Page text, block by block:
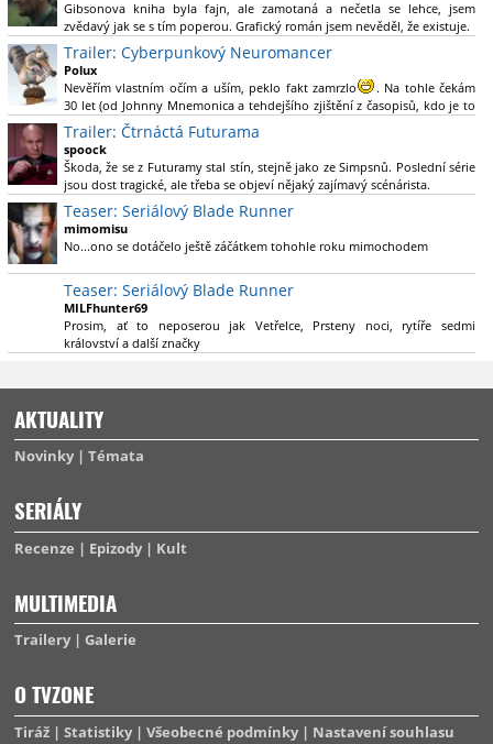
Výběr Ulricha Tomsena pro mě velké překvapení a velmi zajímavá volba
bravo.
Chandler je lepší a lepší s každou novou scénou.
Komiksy to mají ted´těžké, paradoxně tomu škodí to všechno kolem
(DC nebo MCU to je buřt) , ale nezasloužilo by si to zářez jen kvůli tomu.
Držím tomu palce.
Gibsonova kniha byla fajn, ale zamotaná a nečetla se lehce, jsem
zvědavý jak se s tím poperou. Grafický román jsem nevěděl, že existuje.
Trailer: Cyberpunkový Neuromancer
Polux
Nevěřím vlastním očím a uším, peklo fakt zamrzlo
. Na tohle čekám
30 let (od Johnny Mnemonica a tehdejšího zjištění z časopisů, kdo je to
Gibson a co je jeho debutová kniha zač), přičemž 25 let (od Matrixu,
který pojem cyberpunk dostal do povědomí i obyčejného diváka a
nikoliv fanouška žánru) marně doufám, že si po řadě "duchovních
nástupců", kteří přišli poté (Ghost In The Shell, Alita: Battle Angel,
Altered Carbon, Blade Runner 2049, Cyberpunk 2077, atd.), někdo
konečně vzpomene i na bibli cyberpunku, se kterou to všechno začalo.
Teď už nezbývá nic jiného než se tiše modlit a doufat, že to bude stát za
to
. Plus kudos za sázku na seriál a nikoliv film, snad tvůrci tu
Trailer: Čtrnáctá Futurama
spoock
Škoda, že se z Futuramy stal stín, stejně jako ze Simpsnů. Poslední série
jsou dost tragické, ale třeba se objeví nějaký zajímavý scénárista.
Nedávno začala vycházet nová řada Ricka a Mortyho a já z úžasem zjistil,
že se na to dá opět koukat.
Teaser: Seriálový Blade Runner
mimomisu
No...ono se dotáčelo ještě záčátkem tohohle roku mimochodem
Teaser: Seriálový Blade Runner
MILFhunter69
Prosim, ať to neposerou jak Vetřelce, Prsteny noci, rytíře sedmi
království a další značky
AKTUALITY
Novinky Témata
SERIÁLY
Recenze Epizody Kult
MULTIMEDIA
Trailery Galerie
O TVZONE
Tiráž Statistiky Všeobecné podmínky Nastavení souhlasu